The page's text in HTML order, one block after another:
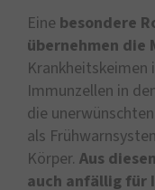
Eine besondere
übernehmen die
Immunzellen in
die
als
Körper. Aus
auch anfällig für